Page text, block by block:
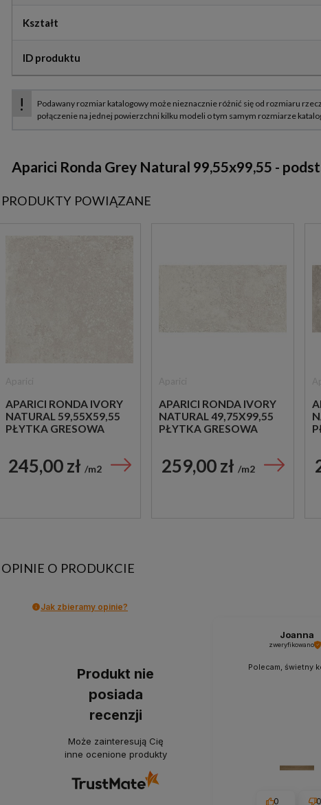
Kształt
ID produktu
Aparici Ronda Grey Natural 99,55x99,55 -
PRODUKTY POWIĄZANE
APARICI RONDA IVORY
NATURAL 59,55X59,55
PŁYTKA GRESOWA
245,00 zł m2
APARICI RONDA IVORY
NATURAL 49,75X99,55
PŁYTKA GRESOWA
259,00 zł m2
OPINIE O PRODUKCIE
Jak zbieramy opinie?
Produkt nie
posiada
recenzji
Może zainteresują Cię
inne ocenione produkty
Joanna
zweryfikowano
Polecam, świetny
0 0